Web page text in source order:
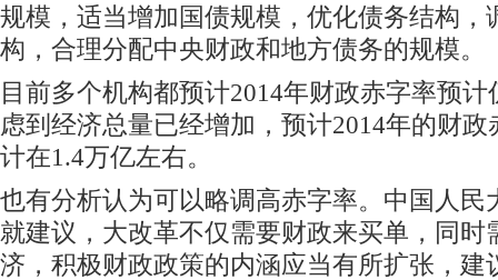
规模，适当增加国债规模，优化债务结构，
构，合理分配中央财政和地方债务的规模。
目前多个机构都预计2014年财政赤字率预
虑到经济总量已经增加，预计2014年的财
计在1.4万亿左右。
也有分析认为可以略调高赤字率。中国人民
就建议，大改革不仅需要财政来买单，同时
济，积极财政政策的内涵应当有所扩张，建